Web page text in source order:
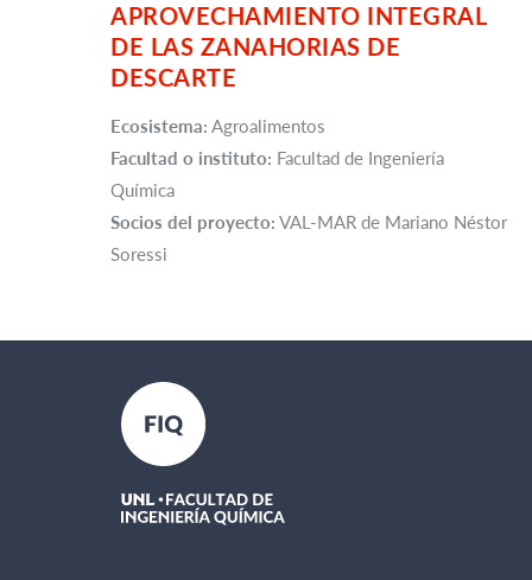
APROVECHAMIENTO INTEGRAL
DE LAS ZANAHORIAS DE
DESCARTE
Ecosistema: Agroalimentos
Facultad o instituto: Facultad de Ingeniería
Química
Socios del proyecto: VAL-MAR de Mariano Néstor
Soressi